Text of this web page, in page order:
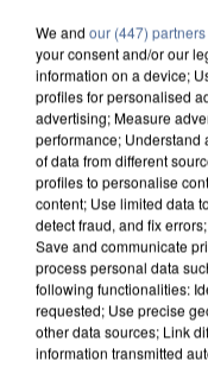
5 août 2026
L’un des
interpellé en
Il est soupçonné
France.
We and our (447) partners
your consent and/or our
information on a device;
profiles for personalised
advertising; Measure
performance; Understand
of data from different
profiles to personalise
content; Use limited data
detect fraud, and fix
Save and communicate
process personal data
following functionalities:
requested; Use precise
other data sources; Link
information transmitted